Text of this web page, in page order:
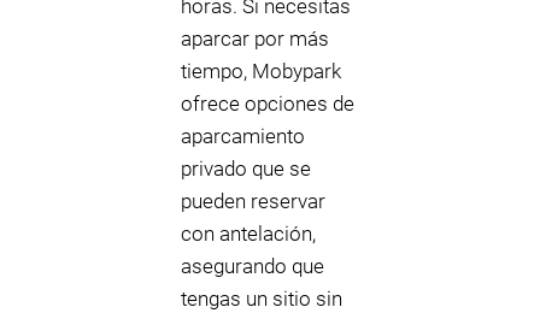
horas. Si necesitas
aparcar por más
tiempo, Mobypark
ofrece opciones de
aparcamiento
privado que se
pueden reservar
con antelación,
asegurando que
tengas un sitio sin